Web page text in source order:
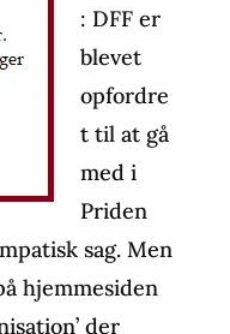
: DFF er
blevet
opfordre
t til at gå
med i
Priden
sag. Men
hjemmesiden
der